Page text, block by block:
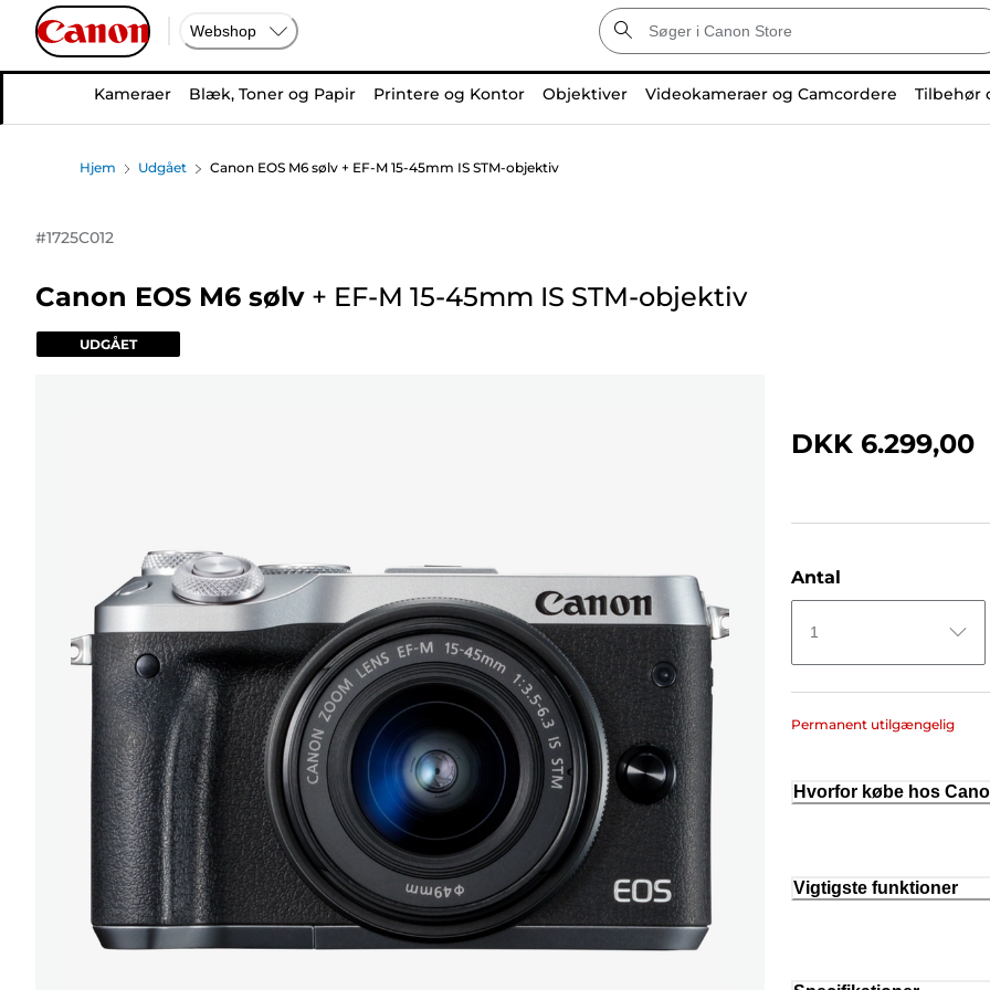
Webshop
Kameraer Blæk, Toner og Papir Printere og Kontor Objektiver Videokameraer og Camcordere Tilbehør
Hjem Udgået Canon EOS M6 sølv + EF-M 15-45mm IS STM-objektiv
#1725C012
Canon EOS M6 sølv + EF-M 15-45mm IS STM-objektiv
UDGÅET
DKK 6.299,00
Antal
1
Permanent utilgængelig
Hvorfor købe hos
Vigtigste funktioner